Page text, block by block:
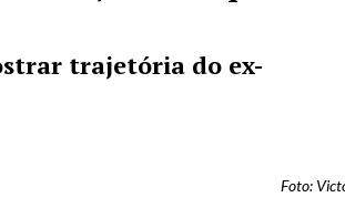
trajetória do ex-
Foto: